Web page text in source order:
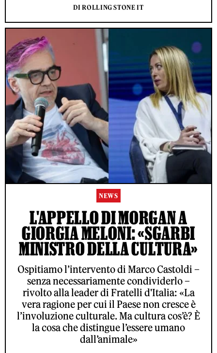
DI ROLLING STONE IT
NEWS
L'APPELLO DI MORGAN A
GIORGIA MELONI: «SGARBI
MINISTRO DELLA CULTURA»
Ospitiamo l’intervento di Marco Castoldi –
senza necessariamente condividerlo –
rivolto alla leader di Fratelli d'Italia: «La
vera ragione per cui il Paese non cresce è
l’involuzione culturale. Ma cultura cos’è? È
la cosa che distingue l’essere umano
dall’animale»